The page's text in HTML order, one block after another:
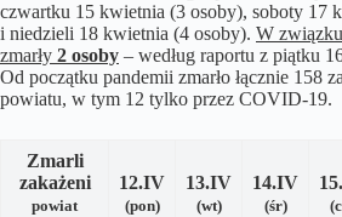
czwartku 15 kwietnia (3 osoby), soboty 17
i niedzieli 18 kwietnia (4 osoby). W
zmarły 2 osoby – według raportu z piątku
Od początku pandemii zmarło łącznie 158
powiatu, w tym 12 tylko przez COVID-19.
Zmarli
zakażeni
powiat
12.IV
(pon)
13.IV
(wt)
14.IV
(śr)
15